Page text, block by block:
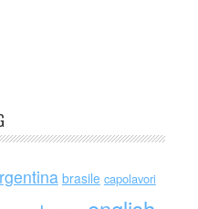
brasile capolavori